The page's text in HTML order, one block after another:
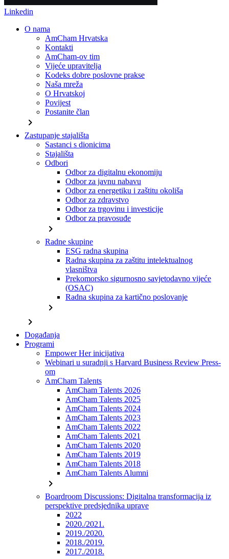
Linkedin
O nama
AmCham Hrvatska
Kontakti
AmCham-ov tim
Vijeće upravitelja
Kodeks dobre poslovne prakse
Naša mreža
O Hrvatskoj
Povijest
Postanite član
chevron_right
Zastupanje stajališta
Sastanci s dionicima
Stajališta
Odbori
Odbor za digitalnu ekonomiju
Odbor za javnu nabavu
Odbor za energetiku i zaštitu okoliša
Odbor za zdravstvo
Odbor za trgovinu i investicije
Odbor za pravosuđe
chevron_right
Radne skupine
ESG radna skupina
Radna skupina za zaštitu intelektualnog
vlasništva
Prekomorsko sigurnosno savjetodavno vijeće
(OSAC)
Radna skupina za kartično poslovanje
chevron_right
chevron_right
Događanja
Programi
Empower Her inicijativa
Webinari u suradnji s Harvard Business Review Press-
om
AmCham Talents
AmCham Talents 2026
AmCham Talents 2025
AmCham Talents 2024
AmCham Talents 2023
AmCham Talents 2022
AmCham Talents 2021
AmCham Talents 2020
AmCham Talents 2019
AmCham Talents 2018
AmCham Talents Alumni
chevron_right
Boardroom Discussions: Digitalna transformacija iz
perspektive predsjednika uprave
2022
2020./2021.
2019./2020.
2018./2019.
2017./2018.